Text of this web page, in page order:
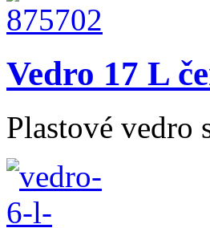
Vedro 17 L
Plastové vedro